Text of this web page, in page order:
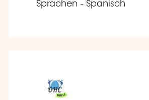
Sprachen - Spanisch